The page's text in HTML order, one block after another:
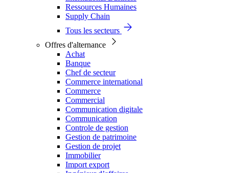
Ressources Humaines
Supply Chain
Tous les secteurs
Offres d'alternance
Achat
Banque
Chef de secteur
Commerce international
Commerce
Commercial
Communication digitale
Communication
Controle de gestion
Gestion de patrimoine
Gestion de projet
Immobilier
Import export